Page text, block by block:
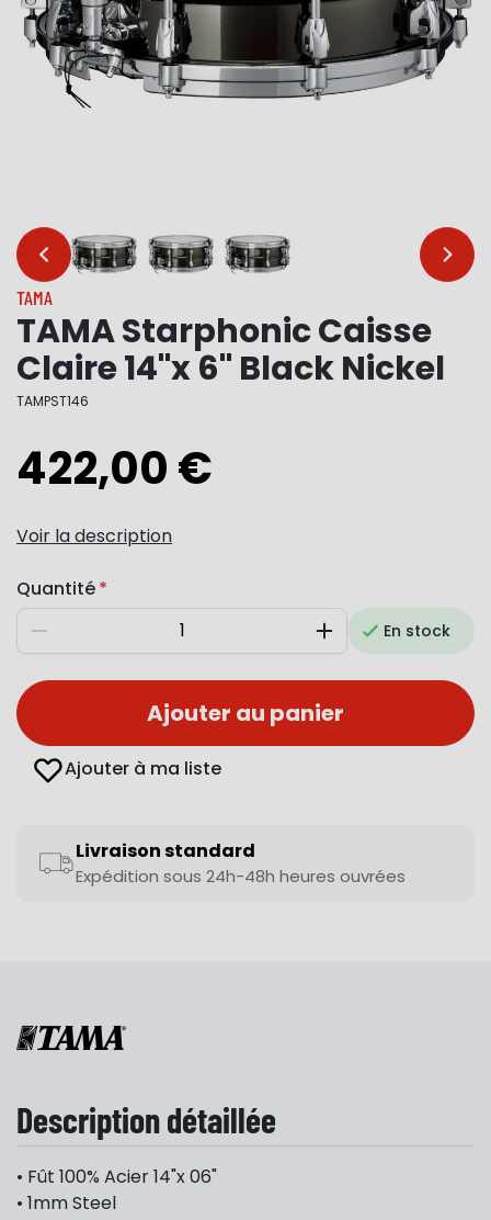
… …
TAMA
TAMA Starphonic Caisse
Claire 14"x 6" Black Nickel
TAMPST146
422,00 €
Voir la description
Quantité
Diminuer AugmenterEn stock
Ajouter au panier
Ajouter à ma liste
Livraison standard
Expédition sous 24h-48h heures ouvrées
Description détaillée
• Fût 100% Acier 14"x 06"
• 1mm Steel